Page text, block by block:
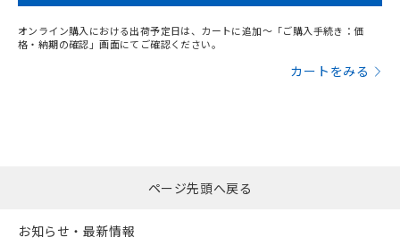
オンライン購入における出荷予定日は、カートに追加～「ご購入手続き：価
格・納期の確認」画面にてご確認ください。
カートをみる
ページ先頭へ戻る
お知らせ・最新情報